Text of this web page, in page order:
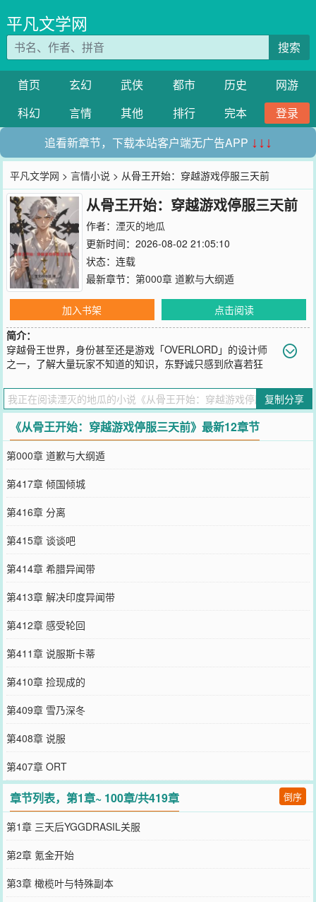
平凡文学网
搜索
首页 玄幻 武侠 都市 历史
网游
科幻
言情 其他 排行 完本
登录
追看新章节，下载本站客户端无广告APP ↓↓↓
平凡文学网 >言情小说 > 从骨王开始：穿越游戏停服三天前
从骨王开始：穿越游戏停服三天前
作者： 湮灭的地瓜
更新时间：2026-08-02 21:05:10
状态：连载
最新章节： 第000章 道歉与大纲遁
加入书架
点击阅读
简介：
穿越骨王世界，身份甚至还是游戏「OVERLORD」的设计师
之一，了解大量玩家不知道的知识，东野诚只感到欣喜若狂
游戏里的角色属性、道具甚至整个公会穿越到异世界！\n“等等，游戏
三天后就关服什么鬼？”\n“什么叫做为了公平，公司成员不允许创建游
戏账号？！这破游戏不是根本就没平衡吗！”\n来不及多想了，利用职
务之便查找大量信息后，辞职、创立账号、贷款、氪金一气呵成，且
看我三天时间能够打造一个怎样的无敌账号出来，纵横异世界！
\n「骨王开局，但并非单一世界，后面会涉及其他动漫」
您要是觉得《
从骨王开始：穿越游戏停服三天前
忘记向您QQ群和微博微信里的朋友推荐哦！
复制分享
《从骨王开始：穿越游戏停服三天前》最新12章节
第000章 道歉与大纲遁
第417章 倾国倾城
第416章 分离
第415章 谈谈吧
第414章 希腊异闻带
第413章 解决印度异闻带
第412章 感受轮回
第411章 说服斯卡蒂
第410章 捡现成的
第409章 雪乃深冬
第408章 说服
第407章 ORT
章节列表，第1章~ 100章/共419章 倒序
第1章 三天后YGGDRASIL关服
第2章 氪金开始
第3章 橄榄叶与特殊副本